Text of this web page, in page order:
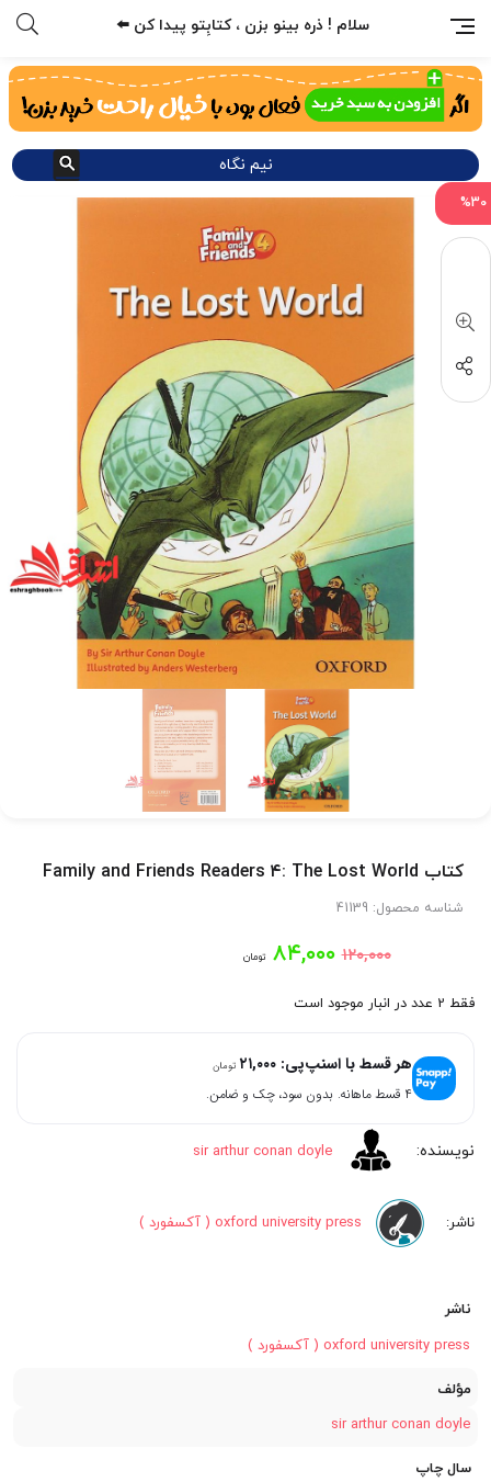
سلام ! ذره بینو بزن ، کتابِتو پیدا کن ⬅️
نیم نگاه
کتاب Family and Friends Readers ۴: The Lost World
شناسه محصول: 41139
۱۲۰,۰۰۰ قیمت
اصلی:
تومان
۸۴,۰۰۰ تومانقیمت
تومان.
فقط 2 عدد در انبار موجود است
هر قسط با اسنپ‌پی: ۲۱,۰۰۰ تومان
۴ قسط ماهانه. بدون سود، چک و ضامن.
sir arthur conan doyle
oxford university press ( آکسفورد )
ناشر
oxford university press ( آکسفورد )
مؤلف
sir arthur conan doyle
سال چاپ